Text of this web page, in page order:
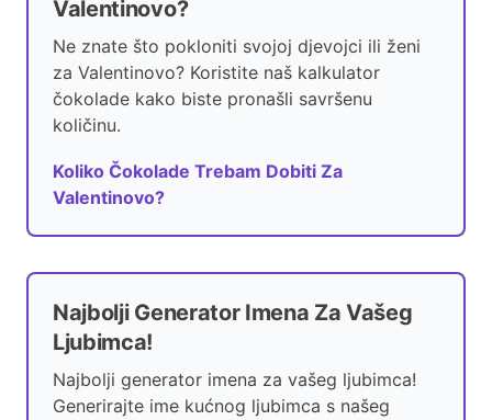
Valentinovo?
Ne znate što pokloniti svojoj djevojci ili ženi
za Valentinovo? Koristite naš kalkulator
čokolade kako biste pronašli savršenu
količinu.
Koliko Čokolade Trebam Dobiti Za
Valentinovo?
Najbolji Generator Imena Za Vašeg
Ljubimca!
Najbolji generator imena za vašeg ljubimca!
Generirajte ime kućnog ljubimca s našeg